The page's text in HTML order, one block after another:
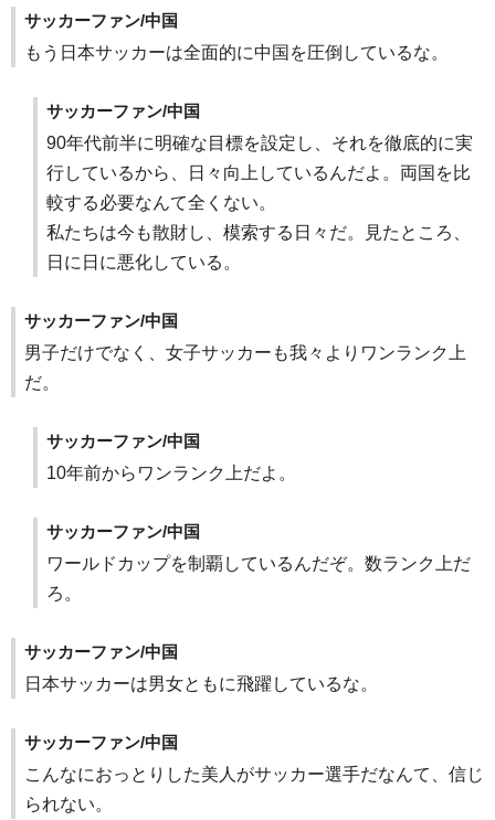
サッカーファン/中国
もう日本サッカーは全面的に中国を圧倒しているな。
サッカーファン/中国
90年代前半に明確な目標を設定し、それを徹底的に実
行しているから、日々向上しているんだよ。両国を比
較する必要なんて全くない。
私たちは今も散財し、模索する日々だ。見たところ、
日に日に悪化している。
サッカーファン/中国
男子だけでなく、女子サッカーも我々よりワンランク上
だ。
サッカーファン/中国
10年前からワンランク上だよ。
サッカーファン/中国
ワールドカップを制覇しているんだぞ。数ランク上だ
ろ。
サッカーファン/中国
日本サッカーは男女ともに飛躍しているな。
サッカーファン/中国
こんなにおっとりした美人がサッカー選手だなんて、信じ
られない。